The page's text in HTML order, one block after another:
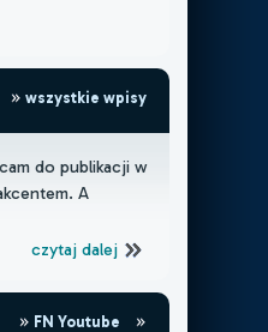
wszystkie wpisy
do publikacji w
A
czytaj dalej
FN Youtube